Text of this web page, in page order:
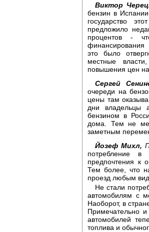
Виктор
бензин в
государство
предложило
процентов -
финансирования
это было
местные
повышения цен
Сергей
очереди на
цены там
дни владельцы
бензином в
дома. Тем не
заметным
Йозеф Михл,
потребление в
предпочтения к
Тем более, что
проезд любым
Не стали
автомобилям с
Наоборот, в
Примечательно
автомобилей
топлива и